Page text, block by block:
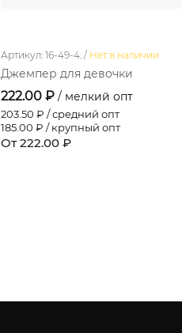
Артикул: 16-49-4. / Нет в наличии
Джемпер для девочки
222.00 ₽ / мелкий опт
203.50 ₽ / средний опт
185.00 ₽ / крупный опт
От 222.00 ₽